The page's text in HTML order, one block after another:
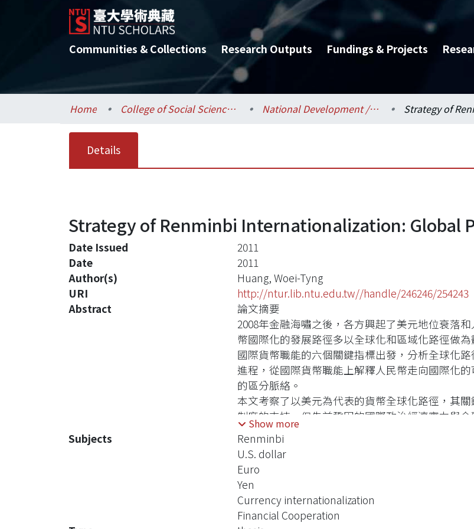
Communities & Collections Research Outputs Fundings & Projects
Home College of Social Sciences / 社會科學院 National Development / 國家發展研究所
Details
Strategy of Renminbi Internationalization: Global
Date Issued
2011
Date
2011
Author(s)
Huang, Woei-Tyng
URI
http://ntur.lib.ntu.edu.tw//handle/246246/254243
Abstract
論文摘要
2008年金融海嘯之後，各方興起了美元地位衰落
幣國際化的發展路徑多以全球化和區域化路徑做
國際貨幣職能的六個關鍵指標出發，分析全球化
進程，從國際貨幣職能上解釋人民幣走向國際化
的區分脈絡。
本文考察了以美元為代表的貨幣全球化路徑，其
制度的支持，但先前鞏固的國際政治經濟實力與
代的優勢，其他貨幣要遵循美元模式走向國際化
了最適貨幣區理論和經濟整合五階段理論，用政
度安排；而日元是隨著日本經濟實力的提升，並
化，然而由於僅重視結算功能，忽略了貨幣的地
迅速衰落。
最後本文結論認為，中國藉由在東亞貿易中心的
私人部門中，以貿易結算試點、香港人民幣離岸
Show more
Subjects
Renminbi
U.S. dollar
Euro
Yen
Currency internationalization
Financial Cooperation